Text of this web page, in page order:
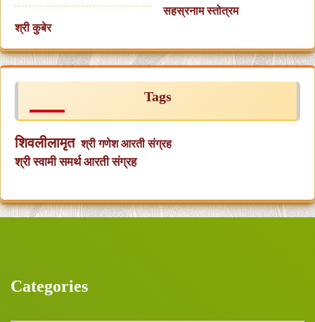
श्री कुबेर
सहस्रनाम स्तोत्रम
Tags
शिवलीलामृत श्री गणेश आरती संग्रह
श्री स्वामी समर्थ आरती संग्रह
Categories